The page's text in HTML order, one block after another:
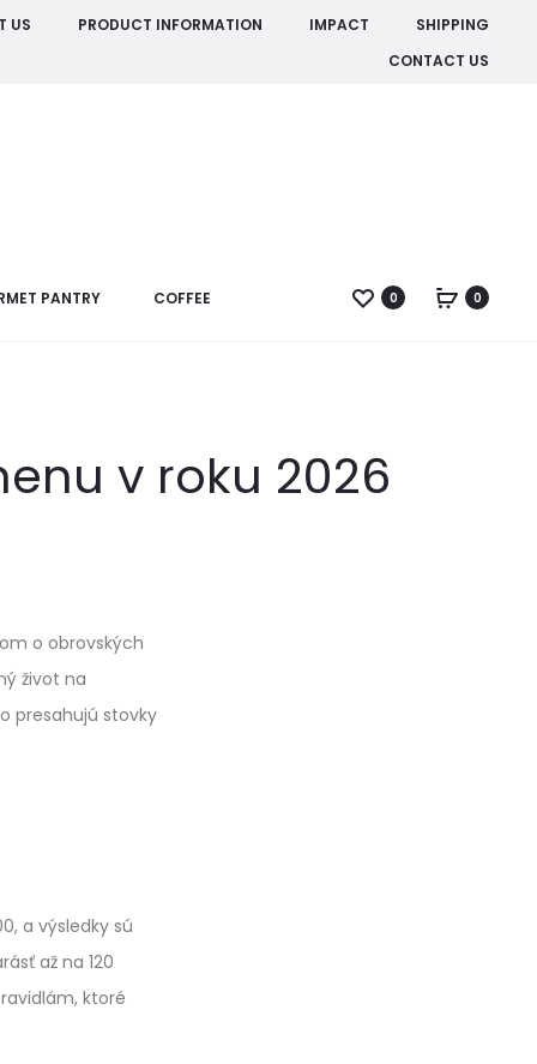
US PRODUCT INFORMATION IMPACT
SHIPPING
CONTACT US
PANTRY COFFEE 0 0
v roku 2026
o obrovských
život na
presahujú stovky
a výsledky sú
až na 120
ktoré